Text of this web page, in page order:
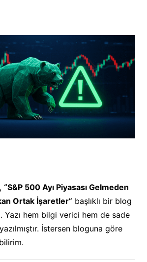
“S&P 500 Ayı Piyasası Gelmeden
Ortak İşaretler” başlıklı bir blog
Yazı hem bilgi verici hem de sade
İstersen bloguna göre